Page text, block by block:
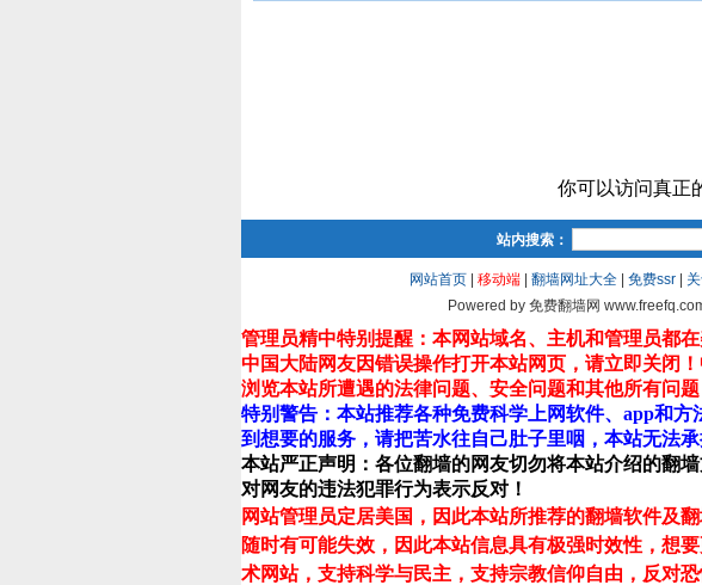
你可以访问真正
站内搜索：
网站首页 移动端 翻墙网址大全 免费ssr
Powered by 免费翻墙网
管理员精中特别提醒：本网站域名、主机和管理员都
中国大陆网友因错误操作打开本站网页，请立即关闭
浏览本站所遭遇的法律问题、安全问题和其他所有问
特别警告：本站推荐各种免费科学上网软件、app和
到想要的服务，请把苦水往自己肚子里咽，本站无法
本站严正声明：各位翻墙的网友切勿将本站介绍的翻
对网友的违法犯罪行为表示反对！
网站管理员定居美国，因此本站所推荐的翻墙软件
随时有可能失效，因此本站信息具有极强时效性，想
术网站，支持科学与民主，支持宗教信仰自由，反对